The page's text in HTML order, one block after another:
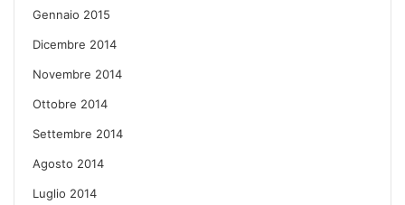
Gennaio 2015
Dicembre 2014
Novembre 2014
Ottobre 2014
Settembre 2014
Agosto 2014
Luglio 2014